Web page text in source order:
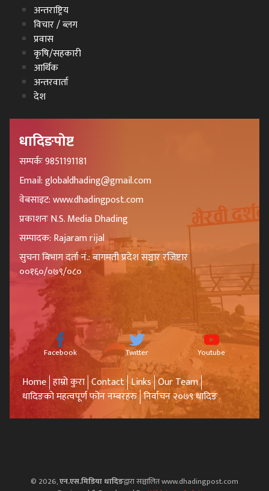
अन्तराष्ट्रिय
विचार / ब्लग
प्रवास
कृषि/सहकारी
आर्थिक
अन्तरवार्ता
देश
धादिङपोष्ट
सम्पर्कः 9851191181
Email: globaldhading@gmail.com
वेबसाइट: www.dhadingpost.com
प्रकाशनः N.S. Media Dhading
सम्पादक: Rajaram rijal
सुचना बिभाग दर्ता नं.: बागमती प्रदेश सञ्चार रजिष्टार
००१६०/०७९/०८०
Facebook Twitter Youtube
Home हाम्रो कुरा Contact Links Our Team
धादिङको महत्वपूर्ण फोन नम्बरहरु निर्वाचन २०७९ धादिङ
© 2026,एन.एस.मिडिया धादिङद्वारा सञ्चालित www.dhadingpost.com